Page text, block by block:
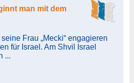
man mit dem
Frau „Mecki“ engagieren
für Israel. Am Shvil Israel
...